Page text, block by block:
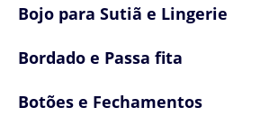
Bojo para Sutiã e Lingerie
Bordado e Passa fita
Botões e Fechamentos